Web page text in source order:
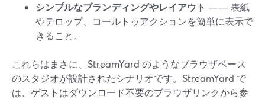
シンプルなブランディングやレイアウト —— 表紙
やテロップ、コールトゥアクションを簡単に表示で
きること。
これらはまさに、StreamYard のようなブラウザベース
のスタジオが設計されたシナリオです。StreamYard で
は、ゲストはダウンロード不要のブラウザリンクから参